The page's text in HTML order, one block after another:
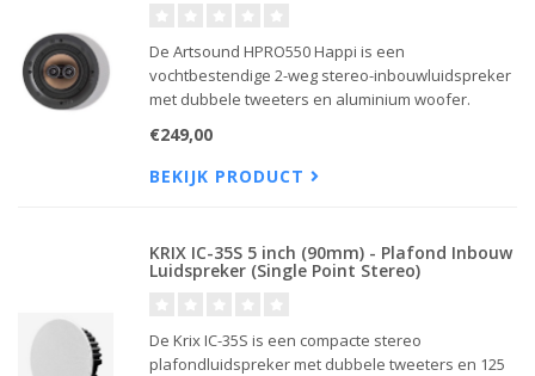
De Artsound HPRO550 Happi is een
vochtbestendige 2-weg stereo-inbouwluidspreker
met dubbele tweeters en aluminium woofer.
frameloos design voor binnen en buiten.
€249,00
BEKIJK PRODUCT
KRIX IC-35S 5 inch (90mm) - Plafond Inbouw
Luidspreker (Single Point Stereo)
De Krix IC-35S is een compacte stereo
plafondluidspreker met dubbele tweeters en 125